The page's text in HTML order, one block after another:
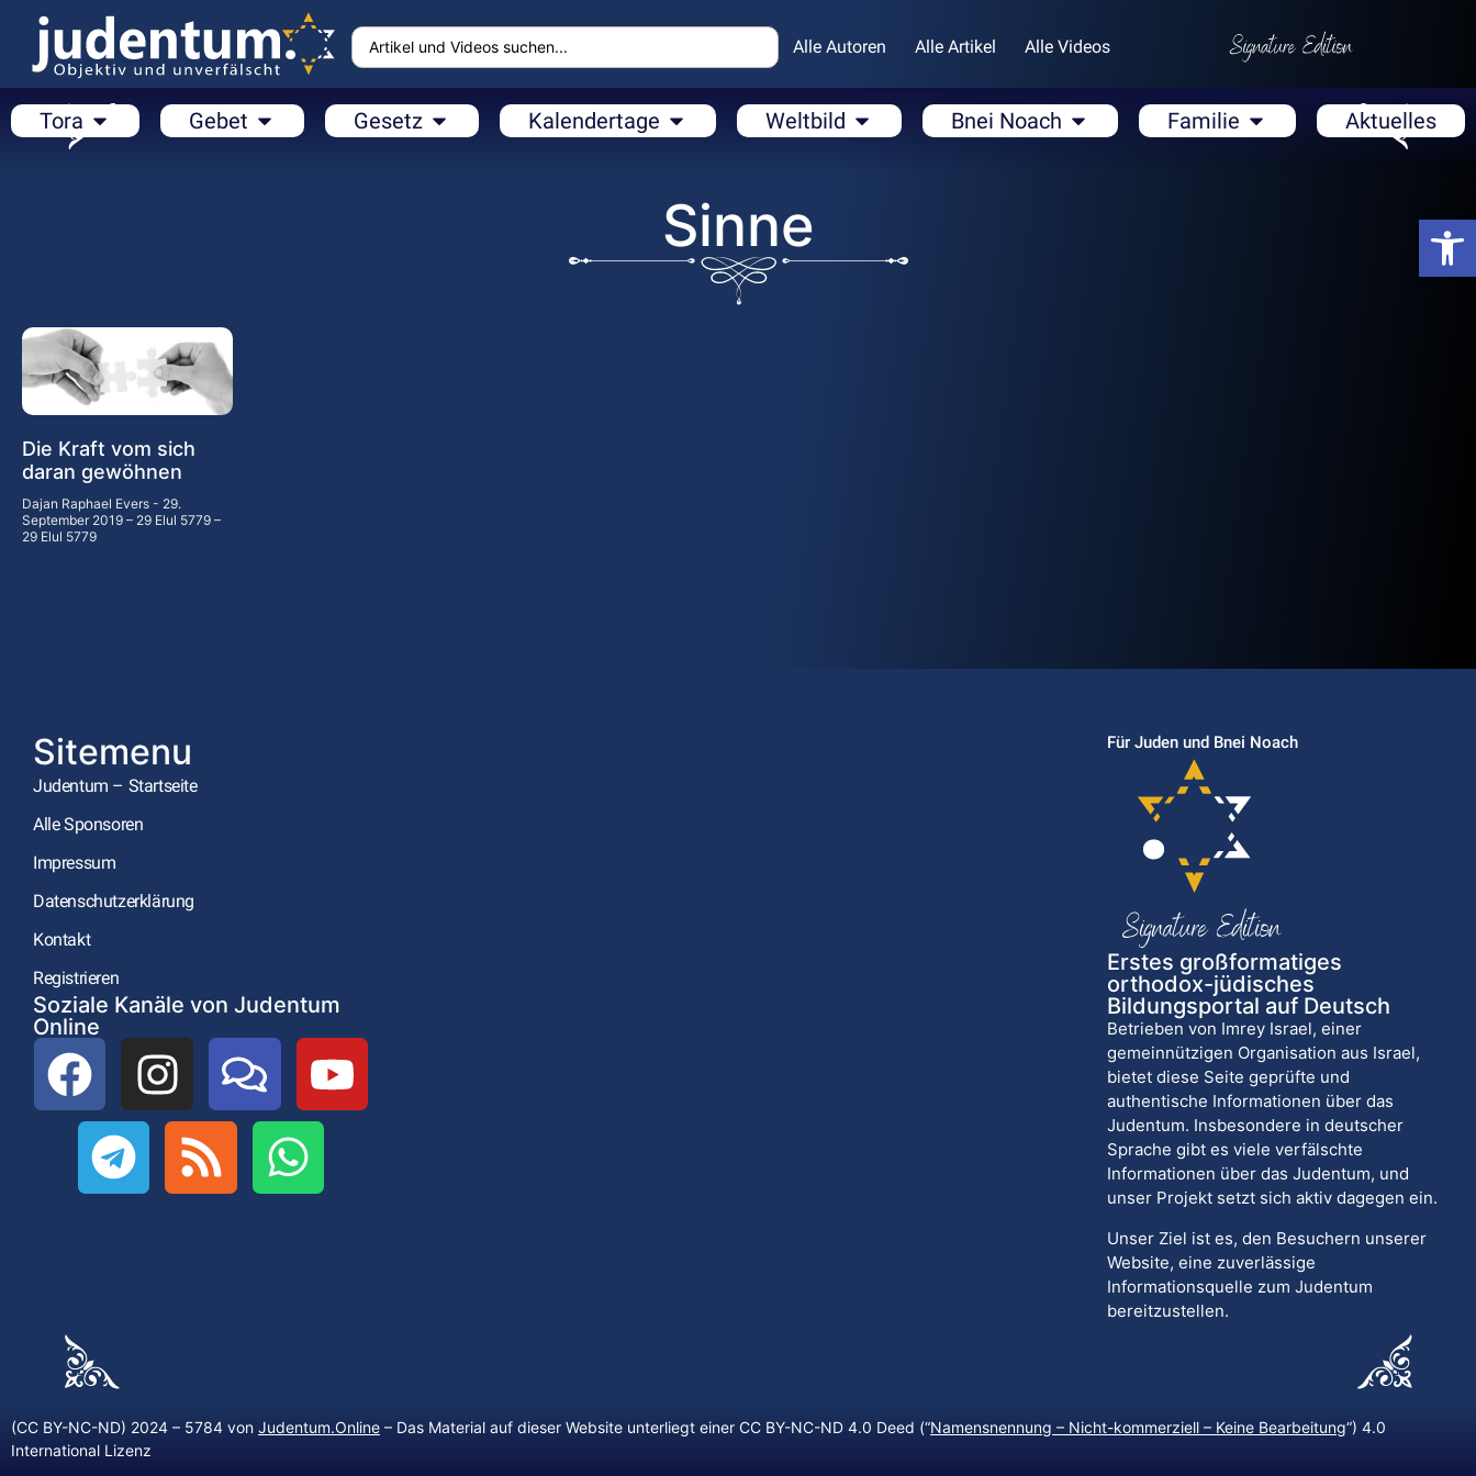
Alle Autoren Alle Artikel Alle Videos
Tora Gebet Gesetz Kalendertage Weltbild Bnei Noach Familie Aktuelles
Sinne
Die Kraft vom sich
daran gewöhnen
Dajan Raphael Evers
29.
September 2019 – 29 Elul 5779 –
29 Elul 5779
Sitemenu
Judentum – Startseite
Alle Sponsoren
Impressum
Datenschutzerklärung
Kontakt
Registrieren
Soziale Kanäle von Judentum
Online
Für Juden und Bnei Noach
Erstes großformatiges
orthodox-jüdisches
Bildungsportal auf Deutsch
Betrieben von Imrey Israel, einer
gemeinnützigen Organisation aus Israel,
bietet diese Seite geprüfte und
authentische Informationen über das
Judentum. Insbesondere in deutscher
Sprache gibt es viele verfälschte
Informationen über das Judentum, und
unser Projekt setzt sich aktiv dagegen ein.
Unser Ziel ist es, den Besuchern unserer
Website, eine zuverlässige
Informationsquelle zum Judentum
bereitzustellen.
(CC BY-NC-ND) 2024 – 5784 von Judentum.Online – Das Material auf dieser Website unterliegt einer CC BY-NC-ND 4.0 Deed (“Namensnennung – Nicht-kommerziell – Keine Bearbeitung“) 4.0
International Lizenz